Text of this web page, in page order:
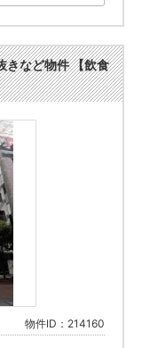
きなど物件 【飲食
物件ID：214160